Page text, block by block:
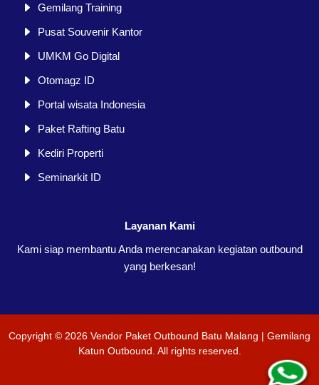
Gemilang Training
Pusat Souvenir Kantor
UMKM Go Digital
Otomagz ID
Portal wisata Indonesia
Paket Rafting Batu
Kediri Properti
Seminarkit ID
Layanan Kami
Kami siap membantu Anda merencanakan kegiatan outbound
yang berkesan!
Copyright © 2026 Vendor Paket Outbound Batu Malang | Gemilang
Katun Outbound . All rights reserved.